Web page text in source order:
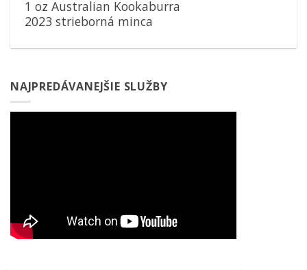
1 oz Australian Kookaburra
2023 strieborná minca
NAJPREDÁVANEJŠIE SLUŽBY